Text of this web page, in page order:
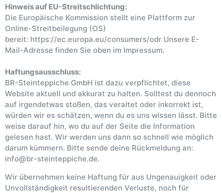
Hinweis auf EU-Streitschlichtung:
Die Europäische Kommission stellt eine Plattform zur
Online-Streitbeilegung (OS)
bereit: https://ec.europa.eu/consumers/odr Unsere E-
Mail-Adresse finden Sie oben im Impressum.
Haftungsausschluss:
BR-Steinteppiche GmbH ist dazu verpflichtet, diese
Website aktuell und akkurat zu halten. Solltest du dennoch
auf irgendetwas stoßen, das veraltet oder inkorrekt ist,
würden wir es schätzen, wenn du es uns wissen lässt. Bitte
weise darauf hin, wo du auf der Seite die Information
gelesen hast. Wir werden uns dann so schnell wie möglich
darum kümmern. Bitte sende deine Rückmeldung an:
info@br-steinteppiche.de.
Wir übernehmen keine Haftung für aus Ungenauigkeit oder
Unvollständigkeit resultierenden Verluste, noch für